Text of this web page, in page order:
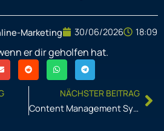
Marketing 30/06/2026 18:09
er dir geholfen hat.
NÄCHSTER BEITRAG
Content Management System